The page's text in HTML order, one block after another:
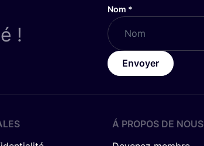
!
Nom *
Envoyer
Á PROPOS DE NOUS